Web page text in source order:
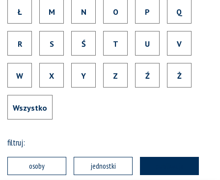
Ł M N O P Q
R S Ś T U V
W X Y Z Ź Ż
Wszystko
filtruj:
osoby jednostki